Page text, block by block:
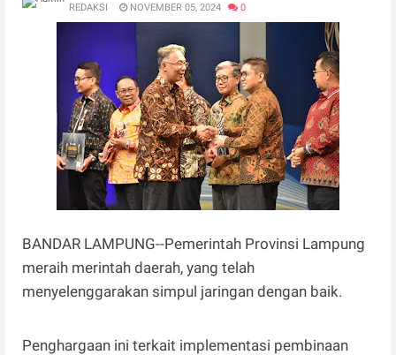
REDAKSI NOVEMBER 05, 2024 0
BANDAR LAMPUNG--Pemerintah Provinsi Lampung
meraih merintah daerah, yang telah
menyelenggarakan simpul jaringan dengan baik.
Penghargaan ini terkait implementasi pembinaan